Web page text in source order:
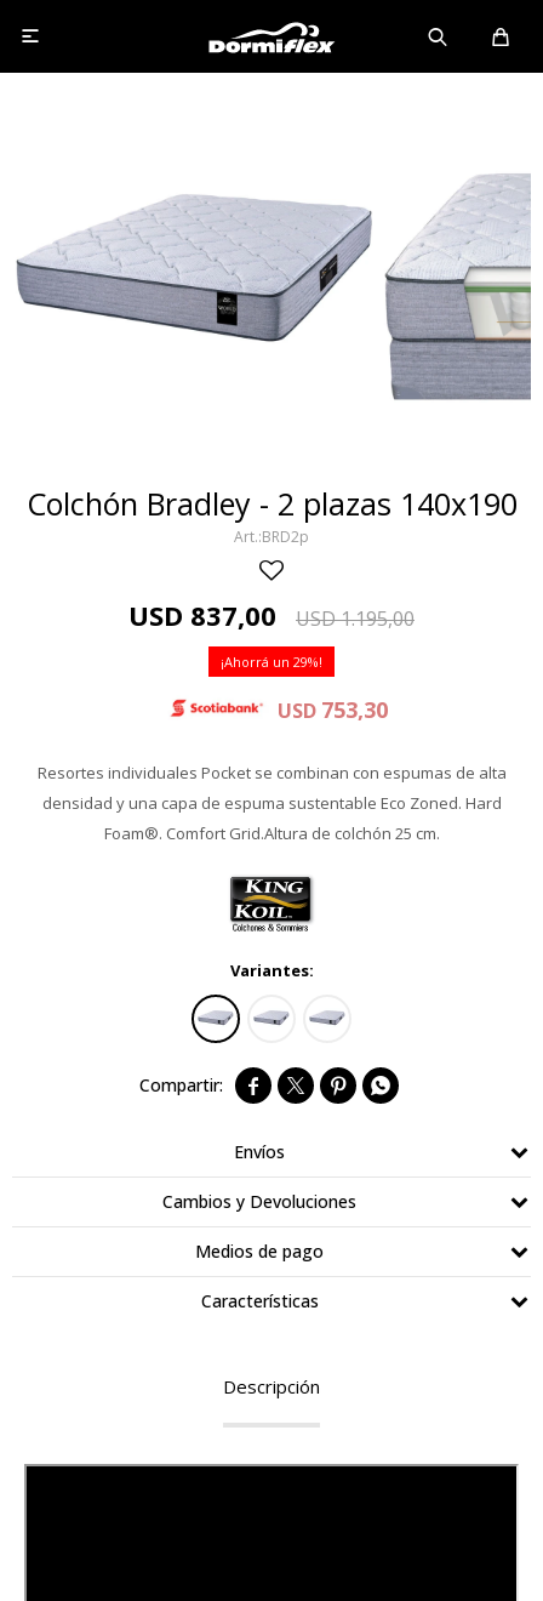

Colchón Bradley - 2 plazas 140x190
BRD2p
USD 837,00 USD1.195,00
29
USD 753,30
Resortes individuales Pocket se combinan con espumas de alta
densidad y una capa de espuma sustentable Eco Zoned. Hard
Foam®. Comfort Grid.Altura de colchón 25 cm.
Variantes:
   
Envíos
Cambios y Devoluciones
Medios de pago
Características
Descripción